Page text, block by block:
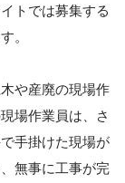
トでは募集する
。
や産廃の現場作
場作業員は、さ
手掛けた現場が
無事に工事が完